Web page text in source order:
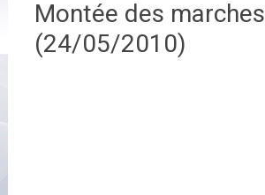
Montée des marches
(24/05/2010)